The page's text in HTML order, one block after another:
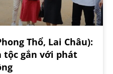
Thổ, Lai Châu):
tộc gắn với phát